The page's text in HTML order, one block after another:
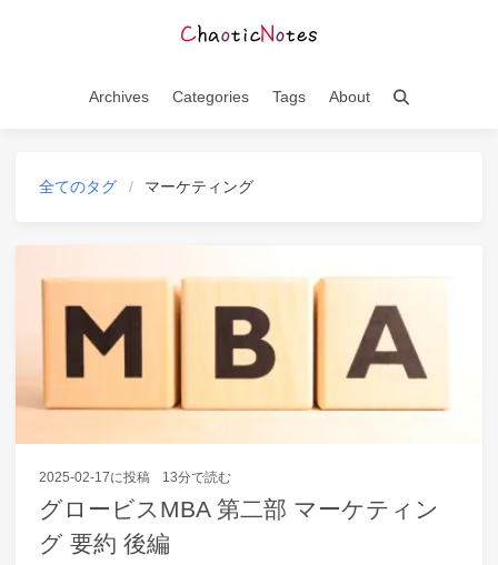
Archives Categories Tags About
全てのタグ マーケティング
2025-02-17に投稿 13分で読む
グロービスMBA 第二部 マーケティン
グ 要約 後編